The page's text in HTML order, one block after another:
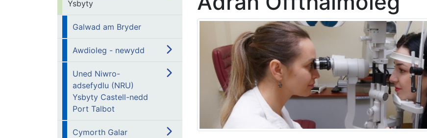
Ysbyty
Galwad am Bryder
Awdioleg - newydd
Uned Niwro-
adsefydlu (NRU)
Ysbyty Castell-nedd
Port Talbot
Cymorth Galar